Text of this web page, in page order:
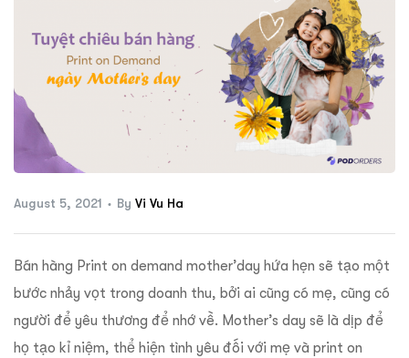
August 5, 2021 By Vi Vu Ha
Bán hàng Print on demand mother’day hứa hẹn sẽ tạo một
bước nhảy vọt trong doanh thu, bởi ai cũng có mẹ, cũng có
người để yêu thương để nhớ về. Mother’s day sẽ là dịp để
họ tạo kỉ niệm, thể hiện tình yêu đối với mẹ và print on